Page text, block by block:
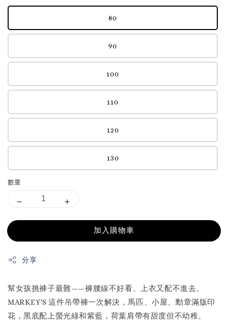
80
90
100
110
120
130
數量
加入購物車
分享
幫女孩挑褲子最難——褲腰線不好看、上衣又配不進去。
MARKEY'S 這件吊帶褲一次解決，馬匹、小屋、勳章滿版印
花，黑底配上螢光綠和紫藍，荷葉肩帶有甜度但不幼稚。